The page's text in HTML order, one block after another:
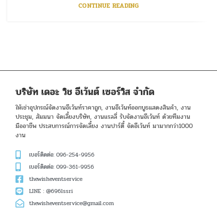
CONTINUE READING
บริษัท เดอะ วิช อีเว้นต์ เซอร์วิส จำกัด
ให้เช่าอุปกรณ์จัดงานอีเว้นท์ราคาถูก, งานอีเว้นท์ออกบูธแสดงสินค้า, งาน
ประชุม, สัมมนา จัดเลี้ยงบริษัท, งานแรลลี่ รับจัดงานอีเว้นท์ ด้วยทีมงาน
มืออาชีพ ประสบการณ์การจัดเลี้ยง งานปาร์ตี้ จัดอีเว้นท์ มามากกว่า1000
งาน
เบอร์ติดต่อ: 096-254-9956
เบอร์ติดต่อ: 099-361-9956
thewisheventservice
LINE : @696lssri
thewisheventservice@gmail.com